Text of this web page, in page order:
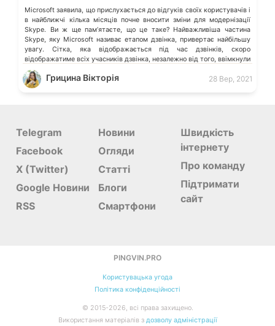
Microsoft заявила, що прислухається до відгуків своїх користувачів і
в найближчі кілька місяців почне вносити зміни для модернізації
Skype. Ви ж ще пам’ятаєте, що це таке? Найважливіша частина
Skypе, яку Microsoft називає етапом дзвінка, привертає найбільшу
увагу. Сітка, яка відображається під час дзвінків, скоро
відображатиме всіх учасників дзвінка, незалежно від того, ввімкнули
вони відео чи […]
Грицина Вікторія 28 Вер, 2021
Telegram
Facebook
X (Twitter)
Google Новини
RSS
Новини
Огляди
Статті
Блоги
Смартфони
Швидкість
інтернету
Про команду
Підтримати
сайт
PINGVIN.PRO
Користувацька угода
Політика конфіденційності
© 2015-2026 , всі права захищено.
Використання матеріалів з дозволу адміністрації